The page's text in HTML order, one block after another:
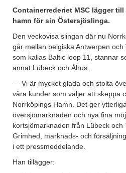
Containerrederiet MSC lägger
hamn för sin Östersjöslinga.
Den veckovisa slingan där nu
går mellan belgiska Antwerpen och
som kallas Baltic loop 11, stannar
annat Lübeck och Åhus.
— Vi är mycket glada och stolta
våra kunder som väljer att skeppa
Norrköpings Hamn. Det ger
översjömarknaden och nya fina
kortsjömarknaden från Lübeck och
Grimhed, marknads- och
i ett pressmeddelande.
Han tillägger: